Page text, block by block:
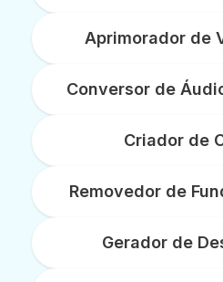
Aprimorador de
Conversor de
Criador de
Removedor de
Gerador de